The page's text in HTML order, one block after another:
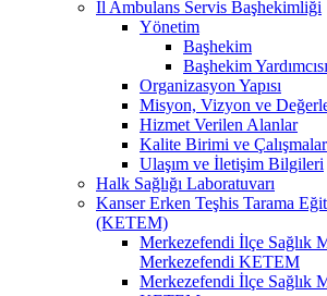
İl Ambulans Servis Başhekimliği
Yönetim
Başhekim
Başhekim Yardımcısı
Organizasyon Yapısı
Misyon, Vizyon ve
Hizmet Verilen Alanlar
Kalite Birimi ve
Ulaşım ve İletişim Bilgileri
Halk Sağlığı Laboratuvarı
Kanser Erken Teşhis Tarama
(KETEM)
Merkezefendi İlçe Sağlık
Merkezefendi KETEM
Merkezefendi İlçe Sağlık